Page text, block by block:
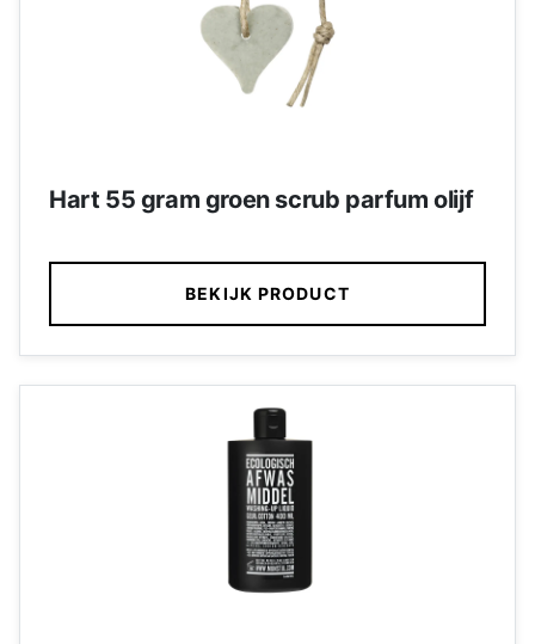
Hart 55 gram groen scrub parfum olijf
BEKIJK PRODUCT